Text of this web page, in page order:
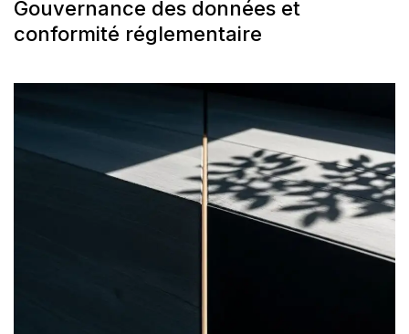
Gouvernance des données et
conformité réglementaire